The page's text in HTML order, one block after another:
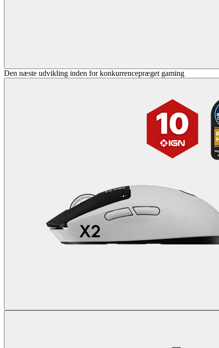
Den næste udvikling inden for konkurrencepræget gaming